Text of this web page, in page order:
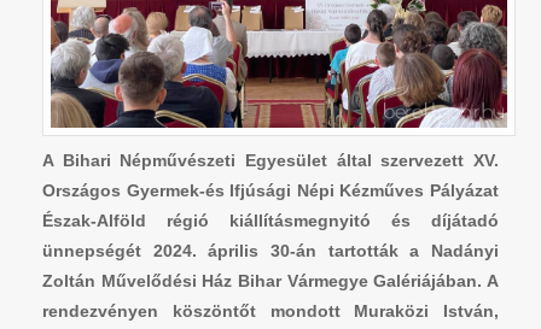
A Bihari Népművészeti Egyesület által szervezett XV.
Országos Gyermek-és Ifjúsági Népi Kézműves Pályázat
Észak-Alföld régió kiállításmegnyitó és díjátadó
ünnepségét 2024. április 30-án tartották a Nadányi
Zoltán Művelődési Ház Bihar Vármegye Galériájában. A
rendezvényen köszöntőt mondott Muraközi István,